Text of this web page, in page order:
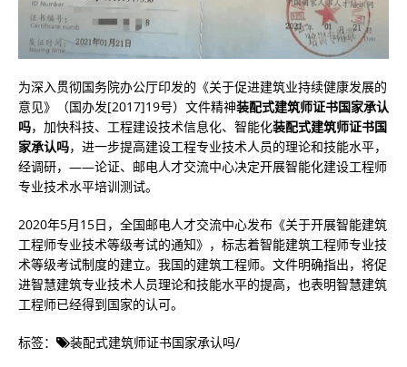
为深入贯彻国务院办公厅印发的《关于促进建筑业持续健康发展的
意见》（国办发[2017]19号）文件精神装配式建筑师证书国家承认
吗，加快科技、工程建设技术信息化、智能化装配式建筑师证书国
家承认吗，进一步提高建设工程专业技术人员的理论和技能水平，
经调研，——论证、邮电人才交流中心决定开展智能化建设工程师
专业技术水平培训测试。
2020年5月15日，全国邮电人才交流中心发布《关于开展智能建筑
工程师专业技术等级考试的通知》，标志着智能建筑工程师专业技
术等级考试制度的建立。我国的建筑工程师。文件明确指出，将促
进智慧建筑专业技术人员理论和技能水平的提高，也表明智慧建筑
工程师已经得到国家的认可。
标签： 装配式建筑师证书国家承认吗/